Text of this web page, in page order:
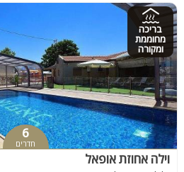
בריכה
מחוממת
ומקורה
6
חדרים
וילה אחוזת אופאל